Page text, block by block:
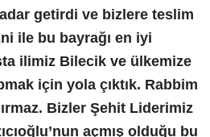
getirdi ve bizlere teslim
ile bu bayrağı en iyi
ilimiz Bilecik ve ülkemize
için yola çıktık. Rabbim
Bizler Şehit Liderimiz
açmış olduğu bu